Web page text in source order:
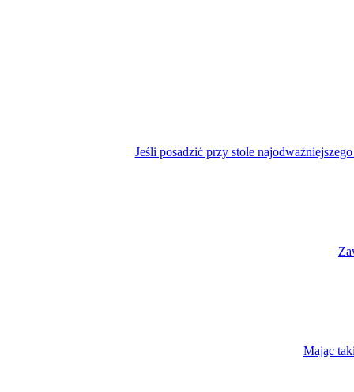
Jeśli posadzić przy stole
Mając